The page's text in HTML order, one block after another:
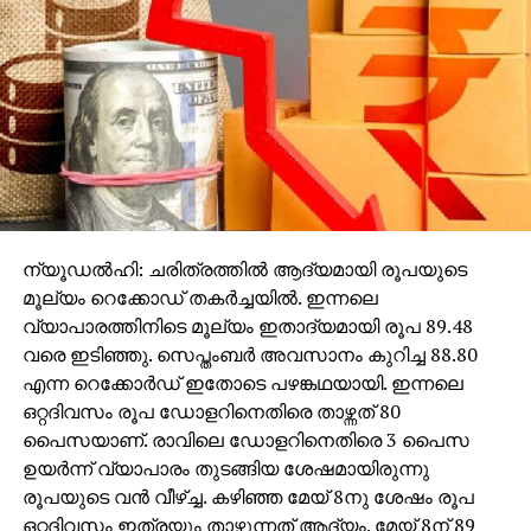
നിന്ന് മുങ്ങുകയായിരുന്നു. ഇപ്പോള്‍ ലണ്ടനിലാണ്
ഇദ്ദേഹം.
RELATED TOPICS:
UP NEXT
നോട്ട് പ്രതിസന്ധി; മരണം 33 ആയി
DON'T MISS
എ.ടി.എമ്മില്‍ ഹോമിക്കപ്പെടുന്ന മണിക്കൂറുകള്‍
ന്യൂഡല്‍ഹി: ചരിത്രത്തില്‍ ആദ്യമായി രൂപയുടെ
മൂല്യം റെക്കോഡ് തകര്‍ച്ചയില്‍. ഇന്നലെ
വ്യാപാരത്തിനിടെ മൂല്യം ഇതാദ്യമായി രൂപ 89.48
വരെ ഇടിഞ്ഞു. സെപ്തംബര്‍ അവസാനം കുറിച്ച 88.80
എന്ന റെക്കോര്‍ഡ് ഇതോടെ പഴങ്കഥയായി. ഇന്നലെ
ഒറ്റദിവസം രൂപ ഡോളറിനെതിരെ താഴ്ന്നത് 80
പൈസയാണ്. രാവിലെ ഡോളറിനെതിരെ 3 പൈസ
ഉയര്‍ന്ന് വ്യാപാരം തുടങ്ങിയ ശേഷമായിരുന്നു
രൂപയുടെ വന്‍ വീഴ്ച്ച. കഴിഞ്ഞ മേയ് 8നു ശേഷം രൂപ
ഒറ്റദിവസം ഇത്രയും താഴുന്നത് ആദ്യം. മേയ് 8ന് 89